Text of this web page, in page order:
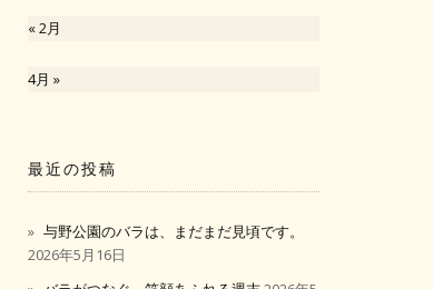
« 2月
4月 »
最近の投稿
与野公園のバラは、まだまだ見頃です。
2026年5月16日